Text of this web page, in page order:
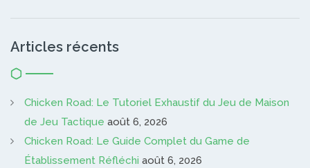
Articles récents
Chicken Road: Le Tutoriel Exhaustif du Jeu de Maison
de Jeu Tactique août 6, 2026
Chicken Road: Le Guide Complet du Game de
Établissement Réfléchi août 6, 2026